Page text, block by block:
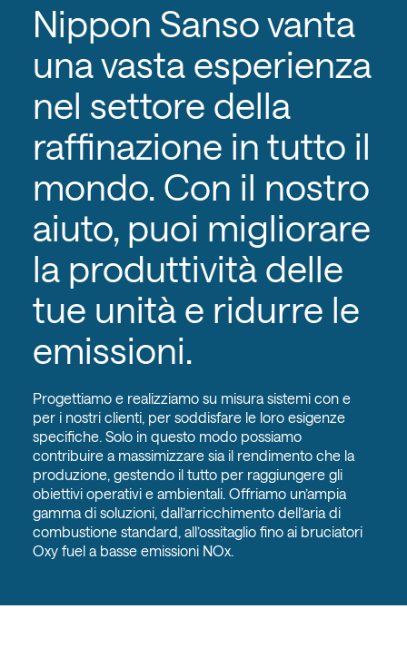
Nippon Sanso vanta
una vasta esperienza
nel settore della
raffinazione in tutto il
mondo. Con il nostro
aiuto, puoi migliorare
la produttività delle
tue unità e ridurre le
emissioni.
Progettiamo e realizziamo su misura sistemi con e
per i nostri clienti, per soddisfare le loro esigenze
specifiche. Solo in questo modo possiamo
contribuire a massimizzare sia il rendimento che la
produzione, gestendo il tutto per raggiungere gli
obiettivi operativi e ambientali. Offriamo un’ampia
gamma di soluzioni, dall’arricchimento dell’aria di
combustione standard, all’ossitaglio fino ai bruciatori
Oxy fuel a basse emissioni NOx.